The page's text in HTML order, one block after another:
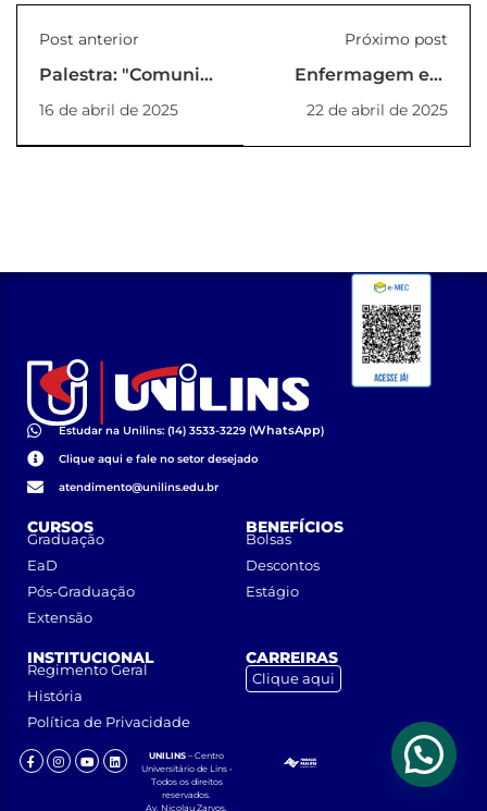
Post anterior
Palestra: "Comunicação
em Libras: Desafios
e Oportunidades"
16 de abril de 2025
Próximo post
Enfermagem em
22 de abril de 2025
Estudar na Unilins: (14) 3533-3229 (WhatsApp)
Clique aqui e fale no setor desejado
atendimento@unilins.edu.br
CURSOS
Graduação
EaD
Pós-Graduação
Extensão
BENEFÍCIOS
Bolsas
Descontos
Estágio
INSTITUCIONAL
Regimento Geral
História
Política de Privacidade
CARREIRAS
Clique aqui
UNILINS – Centro
Universitário de Lins •
Todos os direitos
reservados.
Av. Nicolau Zarvos,